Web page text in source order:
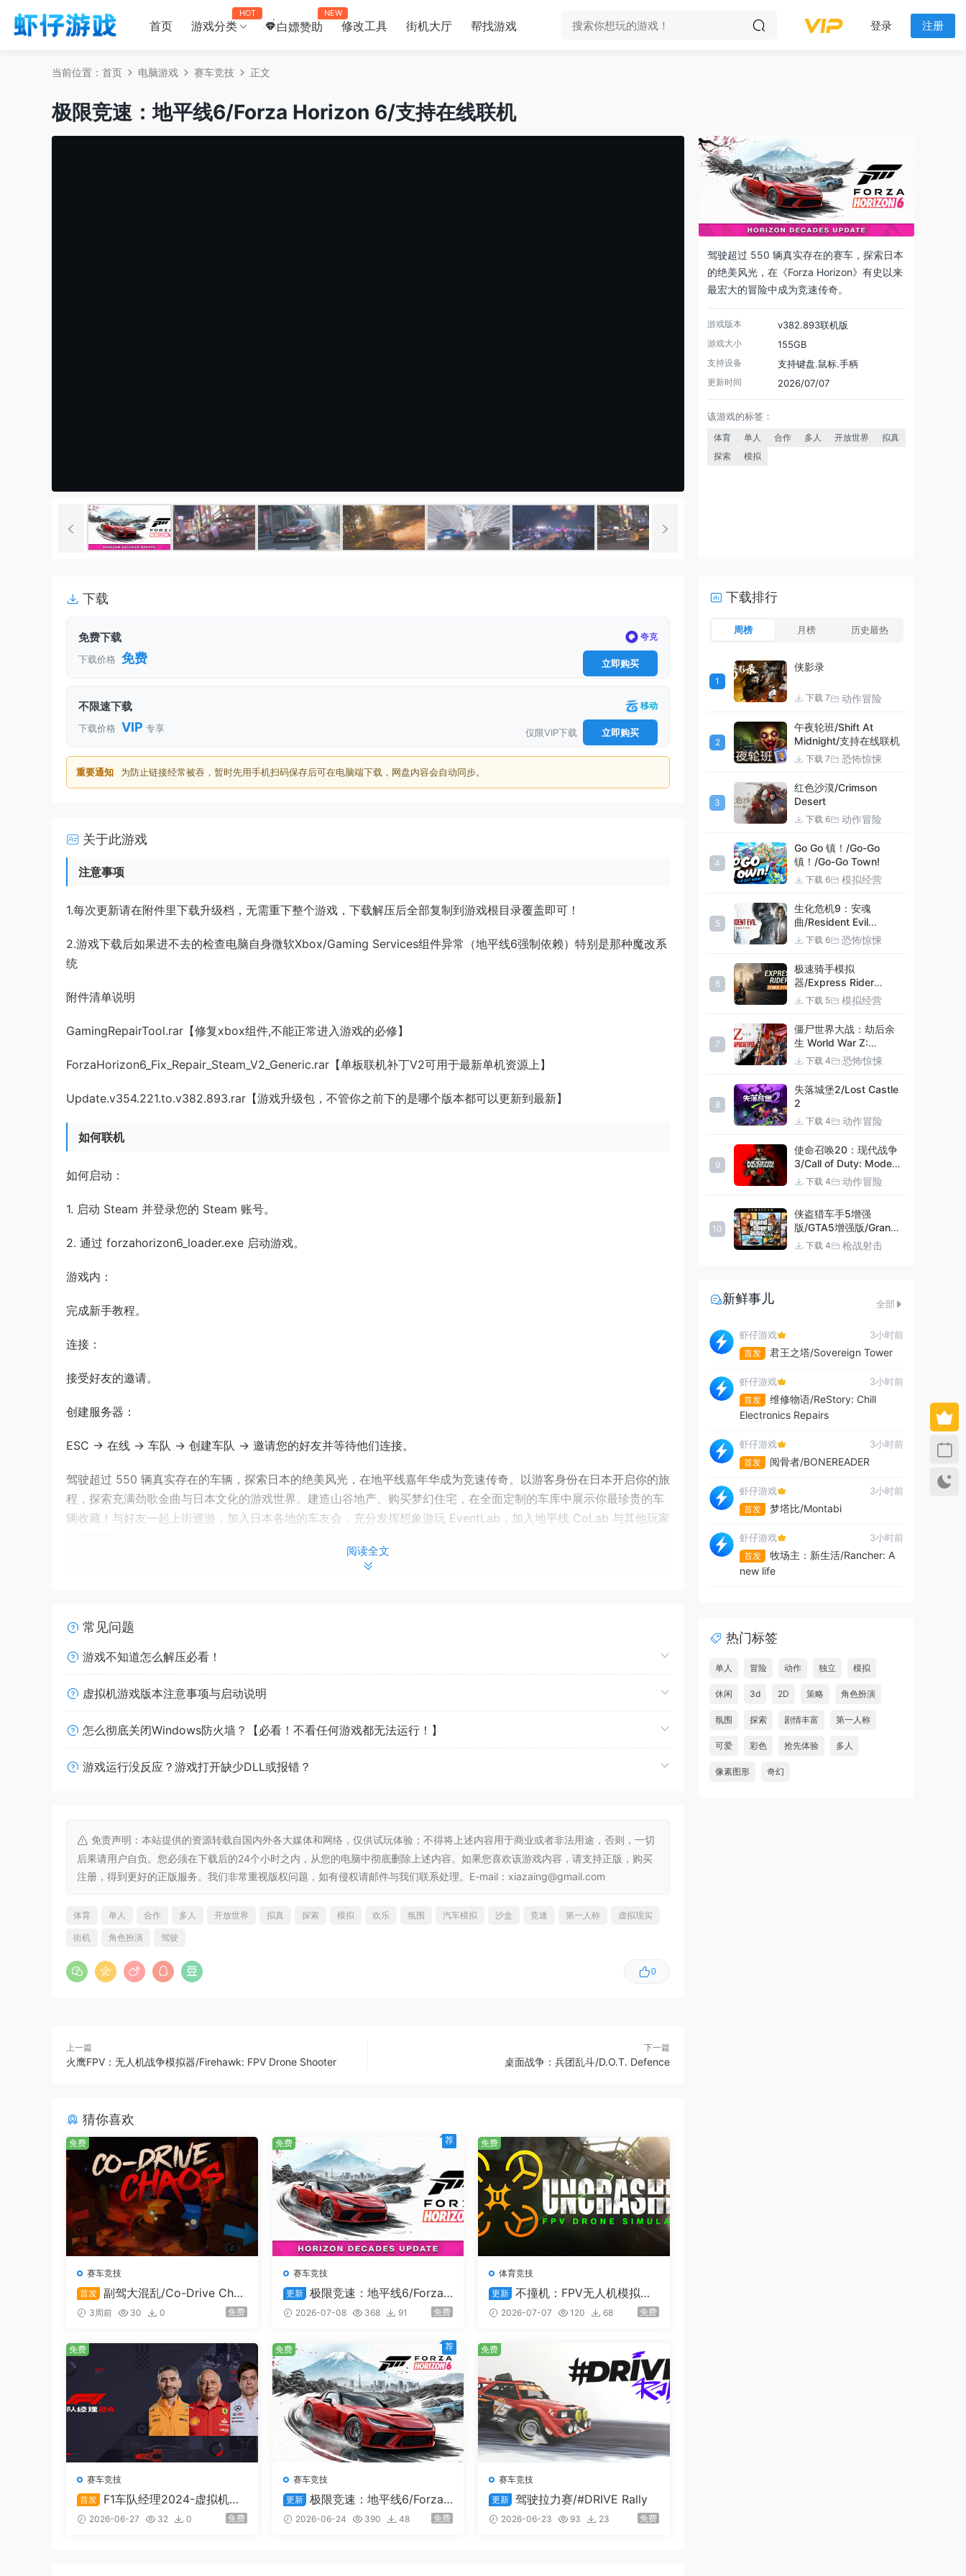
首页 游戏分类
HOT
白嫖赞助
NEW
修改工具 街机大厅 帮找游戏 登录 注册
当前位置： 首页 电脑游戏 赛车竞技 正文
极限竞速：地平线6/Forza Horizon 6/支持在线联机
驾驶超过 550 辆真实存在的赛车，探索日本
的绝美风光，在《Forza Horizon》有史以来
最宏大的冒险中成为竞速传奇。
游戏版本 v382.893联机版
游戏大小 155GB
支持设备 支持键盘.鼠标.手柄
更新时间 2026/07/07
该游戏的标签：
体育 单人 合作 多人 开放世界
拟真
探索
模拟
下载
免费下载 夸克
下载价格 免费 立即购买
不限速下载 移动
下载价格 VIP 专享 仅限VIP下载 立即购买
重要通知 为防止链接经常被吞，暂时先用手机扫码保存后可在电脑端下载，网盘内容会自动同步。
关于此游戏
注意事项
1.每次更新请在附件里下载升级档，无需重下整个游戏，下载解压后全部复制到游戏根目录覆盖即可！
2.游戏下载后如果进不去的检查电脑自身微软Xbox/Gaming Services组件异常（地平线6强制依赖）特别是那种魔改系
统
附件清单说明
GamingRepairTool.rar【修复xbox组件,不能正常进入游戏的必修】
ForzaHorizon6_Fix_Repair_Steam_V2_Generic.rar【单板联机补丁V2可用于最新单机资源上】
Update.v354.221.to.v382.893.rar【游戏升级包，不管你之前下的是哪个版本都可以更新到最新】
如何联机
如何启动：
1. 启动 Steam 并登录您的 Steam 账号。
2. 通过 forzahorizon6_loader.exe 启动游戏。
游戏内：
完成新手教程。
连接：
接受好友的邀请。
创建服务器：
ESC → 在线 → 车队 → 创建车队 → 邀请您的好友并等待他们连接。
驾驶超过 550 辆真实存在的车辆，探索日本的绝美风光，在地平线嘉年华成为竞速传奇。以游客身份在日本开启你的旅
程，探索充满劲歌金曲与日本文化的游戏世界。建造山谷地产、购买梦幻住宅，在全面定制的车库中展示你最珍贵的车
辆收藏！与好友一起上街巡游，加入日本各地的车友会，充分发挥想象游玩 EventLab，加入地平线 CoLab 与其他玩家
你的地平线传奇之旅即刻开始——日本的大好山河等待你的探索！
的纵向设计，游览设计丰富的生态环境，享受绝佳驾驶体验。漫游东京，在郊区和极具标志性的市区街道尽情兜风，在
沉浸式体验日本浓厚的汽车文化
驾驶超过 550 辆真实存在的车辆——其中不乏人气超高、粉丝热捧的 JDM 经典车型。车辆配备精致引擎声浪与全面更
新的转向动画，更有高达 540 度的轮胎旋转图形。探索日本的过程中，你还有机会收集带有极限改装的极限竞速特别版
体验根植于日本传奇汽车文化、原汁原味的精彩故事。
在日本尽情探索、疯狂竞速
在 极限竞速：地平线 6 中，你将探索各种丰富的故事内容，探索日本各地，参与嘉年华竞速赛事，单独畅玩或与好友
一起合作游戏。你将作为游客踏上日本的土地，以一届新人车手的身份，证明自己拥有在地平线嘉年华大放异彩的实
力。与此同时，你还能探索日本各地、完成自己的收集簿。在地平线邀请赛中获得嘉年华的参与资格、一路提升等级、
获得性能逐步攀升的车辆、不断升级腕带，最终成为地平线传奇。获得这一头衔后，你还将登陆传奇岛，踏上只有顶尖
车手才才有资格登上的舞台。
广阔世界任你改造
旅程中，你还可以在日本各地购买各式房屋，每一座都具有可定制车库，可供你尽情翻新，打造展示自己车辆收藏的理
阅读全文
常见问题
游戏不知道怎么解压必看！
虚拟机游戏版本注意事项与启动说明
怎么彻底关闭Windows防火墙？【必看！不看任何游戏都无法运行！】
游戏运行没反应？游戏打开缺少DLL或报错？
免责声明：本站提供的资源转载自国内外各大媒体和网络，仅供试玩体验；不得将上述内容用于商业或者非法用途，否则，一切
后果请用户自负。您必须在下载后的24个小时之内，从您的电脑中彻底删除上述内容。如果您喜欢该游戏内容，请支持正版，购买
注册，得到更好的正版服务。我们非常重视版权问题，如有侵权请邮件与我们联系处理。E-mail：xiazaing@gmail.com
0
体育 单人 合作 多人 开放世界 拟真 探索 模拟 欢乐 氛围 汽车模拟 沙盒 竞速 第一人称 虚拟现实
街机 角色扮演 驾驶
上一篇
火鹰FPV：无人机战争模拟器/Firehawk: FPV Drone Shooter
下一篇
桌面战争：兵团乱斗/D.O.T. Defence
猜你喜欢
赛车竞技
首发 副驾大混乱/Co-Drive Cha
os 3周前 30 0 免费
免费
赛车竞技
更新
极限竞速：地平线6/Forza
Horizon 6/支持在线联机
2026-07-08 368 91 免费
免费 荐
体育竞技
更新
不撞机：FPV无人机模拟器/
Uncrashed : FPV Drone Simula
2026-07-07 120 68 免费
免费
赛车竞技
首发
F1车队经理2024-虚拟机版/
F1 Manager 2024 HYPERVISO
2026-06-27 32 0 免费
免费
赛车竞技
更新
极限竞速：地平线6/Forza
Horizon 6
2026-06-24 390 48 免费
免费 荐
赛车竞技
更新
驾驶拉力赛/#DRIVE Rally
2026-06-23 93 23 免费
免费
下载排行
周榜 月榜 历史最热
1
侠影录
下载 7 动作冒险
2
午夜轮班/Shift At
Midnight/支持在线联机
下载 7 恐怖惊悚
3
红色沙漠/Crimson
Desert
下载 6 动作冒险
4
Go Go 镇！/Go-Go
镇！/Go-Go Town!
下载 6 模拟经营
5
生化危机9：安魂
曲/Resident Evil
Requiem
下载 6 恐怖惊悚
6
极速骑手模拟
器/Express Rider
Simulator
下载 5 模拟经营
7
僵尸世界大战：劫后余
生 World War Z:
Aftermath |官方中文
09.27.24 v20240924
集成DLCs 赠多项修改器
+赠999等级.荣誉技能.
紫色荣誉头框.荣誉枪械
技能.解锁存档 解压即玩
下载 4 恐怖惊悚
8
失落城堡2/Lost Castle
2
下载 4 动作冒险
9
使命召唤20：现代战争
3/Call of Duty: Modern
Warfare III
下载 4 动作冒险
10
侠盗猎车手5增强
版/GTA5增强版/Grand
Theft Auto V
下载 4 枪战射击
新鲜事儿 全部
虾仔游戏 3小时前
首发 君王之塔/Sovereign Tower
虾仔游戏 3小时前
首发
维修物语/ReStory: Chill
Electronics Repairs
虾仔游戏 3小时前
首发 阅骨者/BONEREADER
虾仔游戏 3小时前
首发 梦塔比/Montabi
虾仔游戏 3小时前
首发
牧场主：新生活/Rancher: A
new life
虾仔游戏
首发 故事编织者/Talespinner
虾仔游戏 3小时前
Turret Simulator
首发 巨型金岩/Big Golden Rock
热门标签
单人 冒险 动作 独立 模拟
休闲 3d 2D 策略 角色扮演
氛围 探索 剧情丰富 第一人称
可爱 彩色 抢先体验 多人
像素图形 奇幻